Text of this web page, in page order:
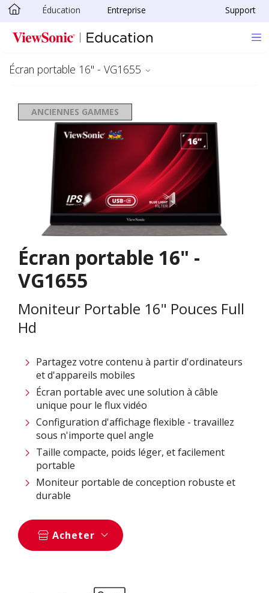
Passer au contenu principal
Éducation Entreprise Support
Écran portable 16" - VG1655
ANCIENNES GAMMES
Écran portable 16" -
VG1655
Moniteur Portable 16" Pouces Full
Hd
Partagez votre contenu à partir d'ordinateurs
et d'appareils mobiles
Écran portable avec une solution à câble
unique pour le flux vidéo
Configuration d'affichage flexible - travaillez
sous n'importe quel angle
Taille compacte, poids léger, et facilement
portable
Moniteur portable de conception robuste et
durable
Acheter